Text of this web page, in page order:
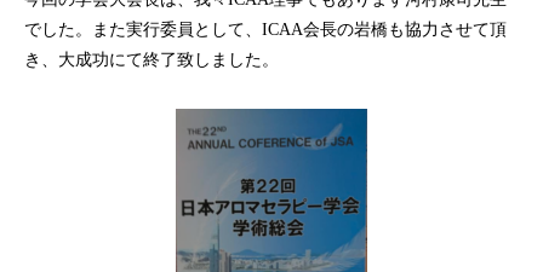
でした。また実行委員として、ICAA会長の岩橋も協力させて頂
き、大成功にて終了致しました。